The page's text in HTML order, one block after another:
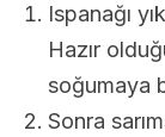
Ispanağı
Hazır
soğumaya
Sonra